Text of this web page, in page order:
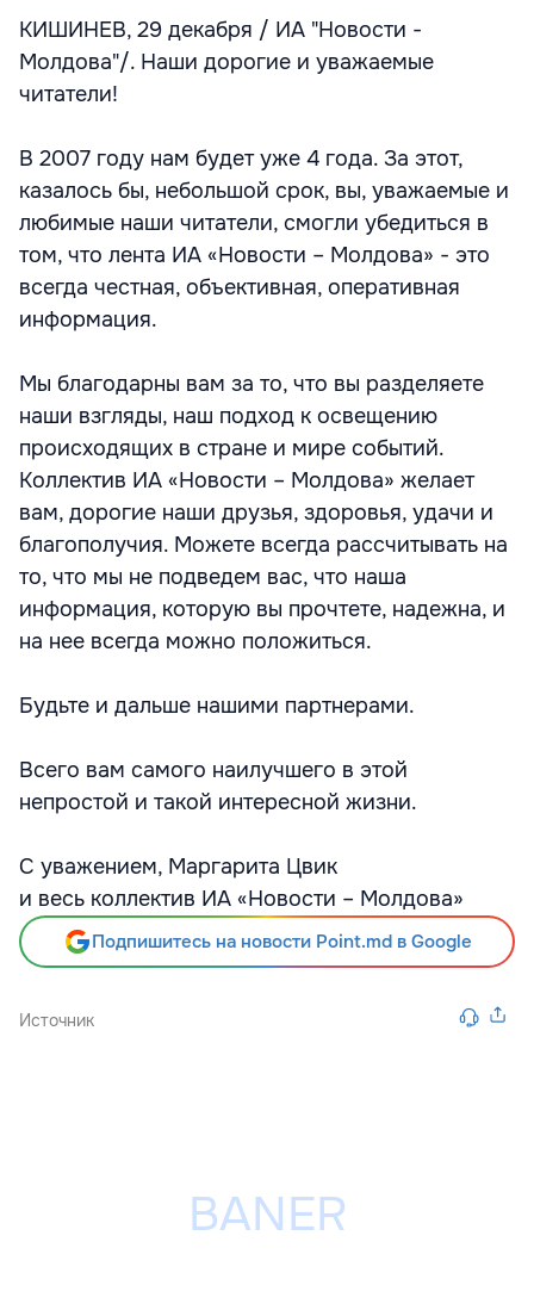
КИШИНЕВ, 29 декабря / ИА "Новости -
Молдова"/. Наши дорогие и уважаемые
читатели!
В 2007 году нам будет уже 4 года. За этот,
казалось бы, небольшой срок, вы, уважаемые и
любимые наши читатели, смогли убедиться в
том, что лента ИА «Новости – Молдова» - это
всегда честная, объективная, оперативная
информация.
Мы благодарны вам за то, что вы разделяете
наши взгляды, наш подход к освещению
происходящих в стране и мире событий.
Коллектив ИА «Новости – Молдова» желает
вам, дорогие наши друзья, здоровья, удачи и
благополучия. Можете всегда рассчитывать на
то, что мы не подведем вас, что наша
информация, которую вы прочтете, надежна, и
на нее всегда можно положиться.
Будьте и дальше нашими партнерами.
Всего вам самого наилучшего в этой
непростой и такой интересной жизни.
С уважением, Маргарита Цвик
и весь коллектив ИА «Новости – Молдова»
Подпишитесь на новости Point.md в Google
Источник